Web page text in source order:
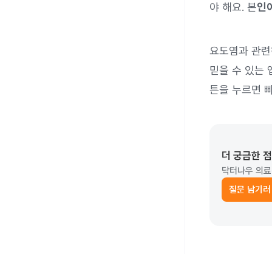
야 해요. 본인
요도염과 관
믿을 수 있는
튼을 누르면
더 궁금한
닥터나우 의
질문 남기